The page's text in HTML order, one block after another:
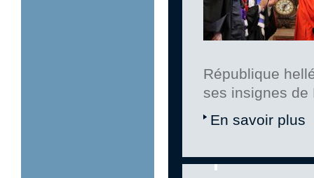
République
ses insignes de
En savoir plus